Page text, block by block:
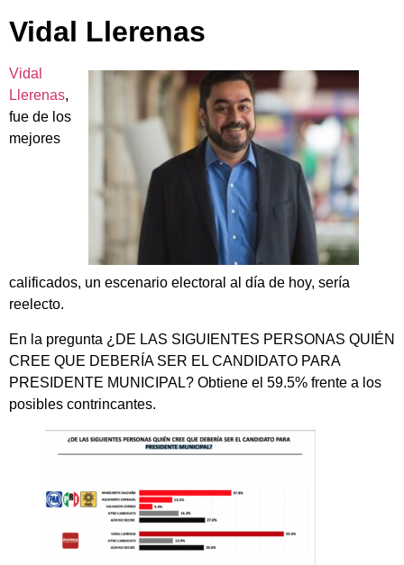
Vidal Llerenas
Vidal
Llerenas,
fue de los
mejores
calificados, un escenario electoral al día de hoy, sería
reelecto.
En la pregunta ¿DE LAS SIGUIENTES PERSONAS QUIÉN
CREE QUE DEBERÍA SER EL CANDIDATO PARA
PRESIDENTE MUNICIPAL? Obtiene el 59.5% frente a los
posibles contrincantes.